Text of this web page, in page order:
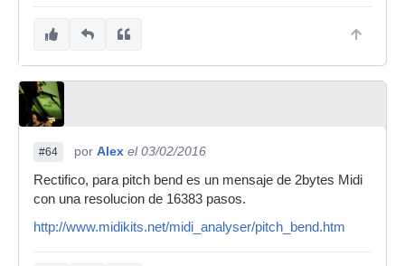
#64 por Alex el 03/02/2016
Rectifico, para pitch bend es un mensaje de 2bytes Midi
con una resolucion de 16383 pasos.
http://www.midikits.net/midi_analyser/pitch_bend.htm